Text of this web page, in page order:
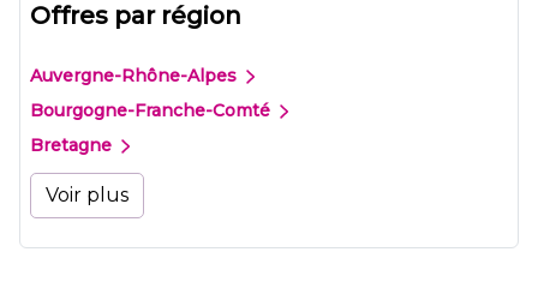
Offres par région
Auvergne-Rhône-Alpes
Bourgogne-Franche-Comté
Bretagne
Voir plus